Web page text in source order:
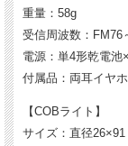
【折りたたみ方】
また、避難時には
重量：58g
受信周波数：FM76
電源：単4形乾電池
付属品：両耳イヤ
【COBライト】
サイズ：直径26×91